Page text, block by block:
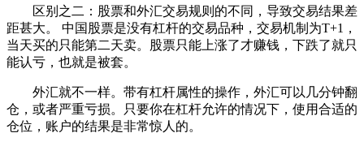
区别之二：股票和外汇交易规则的不同，导致交易结果差
距甚大。 中国股票是没有杠杆的交易品种，交易机制为T+1，
当天买的只能第二天卖。股票只能上涨了才赚钱，下跌了就只
能认亏，也就是被套。
外汇就不一样。带有杠杆属性的操作，外汇可以几分钟翻
仓，或者严重亏损。只要你在杠杆允许的情况下，使用合适的
仓位，账户的结果是非常惊人的。